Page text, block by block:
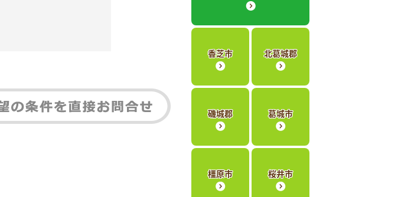
香芝市 北葛城郡
磯城郡 葛城市
橿原市 桜井市